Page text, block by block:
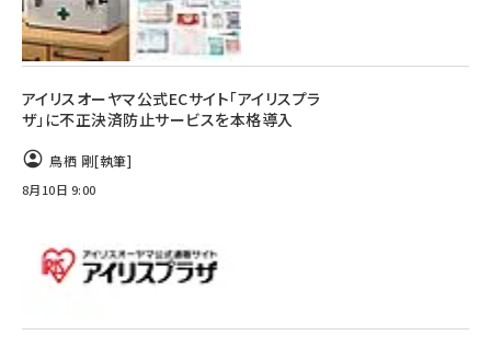
アイリスオーヤマ公式ECサイト「アイリスプラ
ザ」に不正決済防止サービスを本格導入
鳥栖 剛[執筆]
8月10日 9:00